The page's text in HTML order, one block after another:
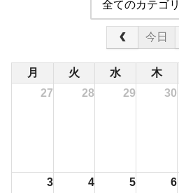
今日
月 火 水 木
27
28 29 30
3 4 5 6